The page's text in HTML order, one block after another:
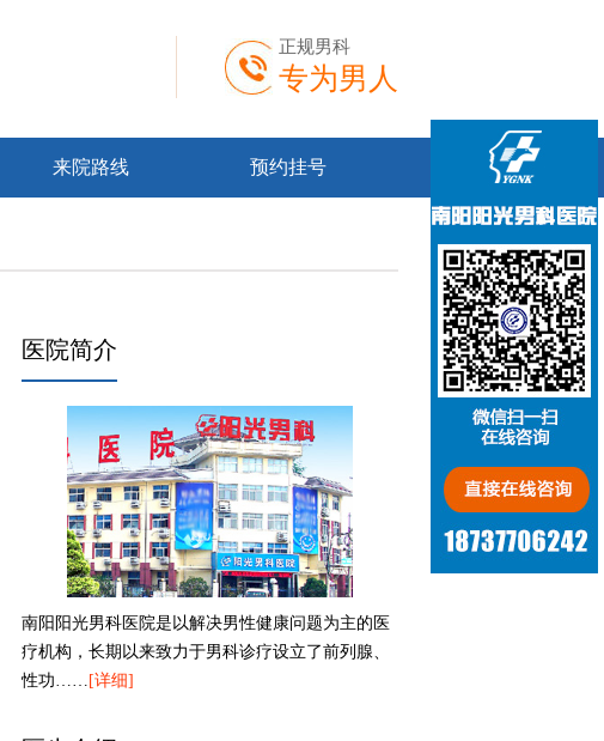
正规男科
专为男人
来院路线 预约挂号
医院简介
南阳阳光男科医院是以解决男性健康问题为主的医
疗机构，长期以来致力于男科诊疗设立了前列腺、
性功…… [详细]